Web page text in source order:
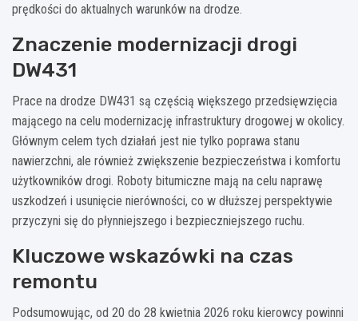
prędkości do aktualnych warunków na drodze.
Znaczenie modernizacji drogi
DW431
Prace na drodze DW431 są częścią większego przedsięwzięcia
mającego na celu modernizację infrastruktury drogowej w okolicy.
Głównym celem tych działań jest nie tylko poprawa stanu
nawierzchni, ale również zwiększenie bezpieczeństwa i komfortu
użytkowników drogi. Roboty bitumiczne mają na celu naprawę
uszkodzeń i usunięcie nierówności, co w dłuższej perspektywie
przyczyni się do płynniejszego i bezpieczniejszego ruchu.
Kluczowe wskazówki na czas
remontu
Podsumowując, od 20 do 28 kwietnia 2026 roku kierowcy powinni